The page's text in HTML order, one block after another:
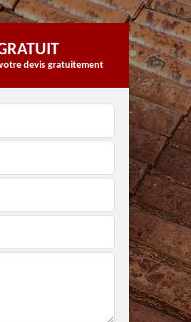
Peinture toiture 62
devis gratuitement